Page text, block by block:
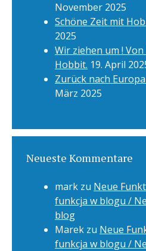
November 2025
Schöne Zeit mit
2025
Wir ziehen um !
Hobbit. 19. April
Zurück nach
März 2025
Neueste Kommentare
mark zu Neue
funkcja w blogu /
blog
Marek zu Neue
funkcja w blogu /